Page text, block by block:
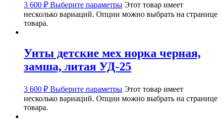
3 600 ₽ Выберите параметры Этот товар имеет
несколько вариаций. Опции можно выбрать на странице
товара.
Унты детские мех норка черная,
замша, литая УД-25
3 600 ₽ Выберите параметры Этот товар имеет
несколько вариаций. Опции можно выбрать на странице
товара.